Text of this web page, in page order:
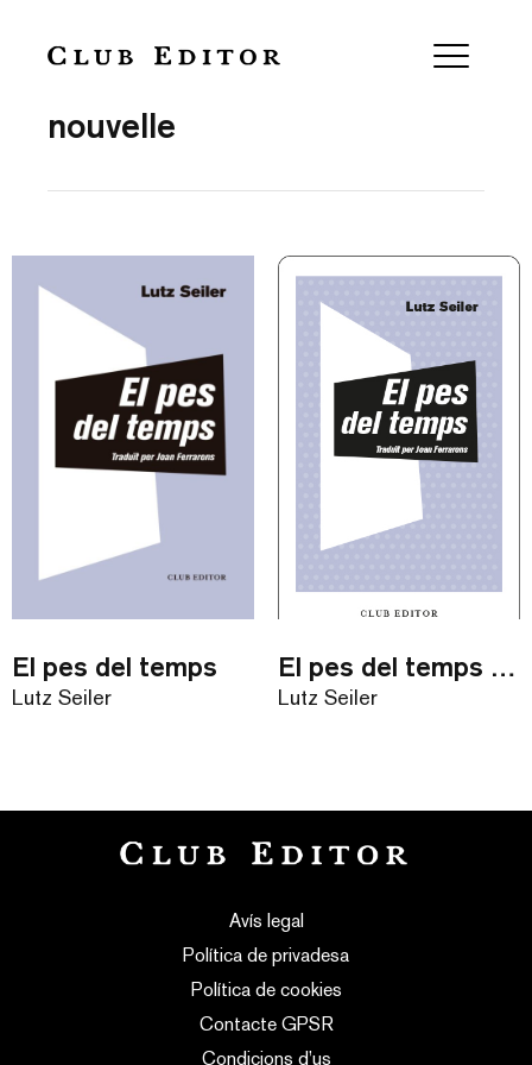
nouvelle
El pes del temps
Lutz Seiler
El pes del temps / eBook
Lutz Seiler
Avís legal
Política de privadesa
Política de cookies
Contacte GPSR
Condicions d’us